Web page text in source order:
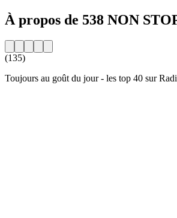
À propos de 538 NON
(135)
Toujours au goût du jour - les top 40 sur